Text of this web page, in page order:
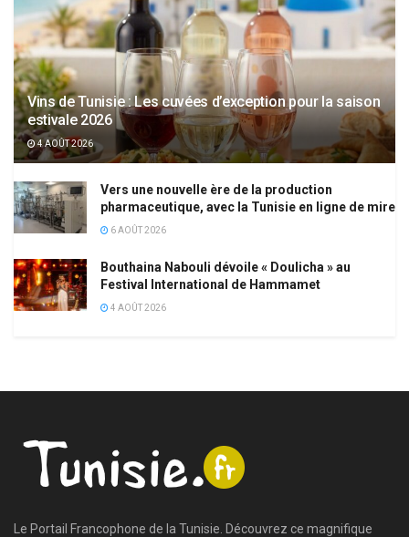
Vins de Tunisie : Les cuvées d’exception pour la saison
estivale 2026
4 AOÛT 2026
Vers une nouvelle ère de la production
pharmaceutique, avec la Tunisie en ligne de mire
6 AOÛT 2026
Bouthaina Nabouli dévoile « Doulicha » au
Festival International de Hammamet
4 AOÛT 2026
Le Portail Francophone de la Tunisie. Découvrez ce magnifique